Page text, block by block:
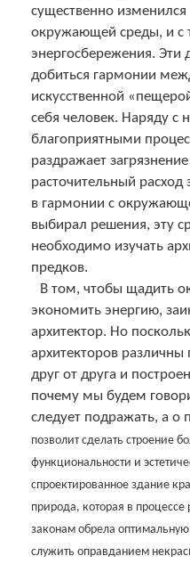
существенно
окружающей среды, и с
энергосбережения. Эти
добиться гармонии
искусственной
себя человек. Наряду с
благоприятными
раздражает
расточительный
в гармонии с
выбирал решения, эту
необходимо изучать
предков.
В том, чтобы щадить
экономить энергию,
архитектор. Но
архитекторов различны
друг от друга и
почему мы будем
следует подражать, а о
позволит сделать строение
функциональности и
спроектированное здание
природа, которая в
законам обрела
служить оправданием